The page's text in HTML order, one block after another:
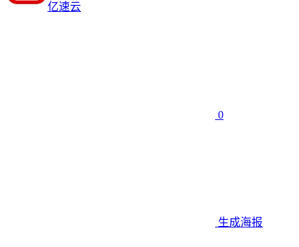
亿速云
0
生成海报